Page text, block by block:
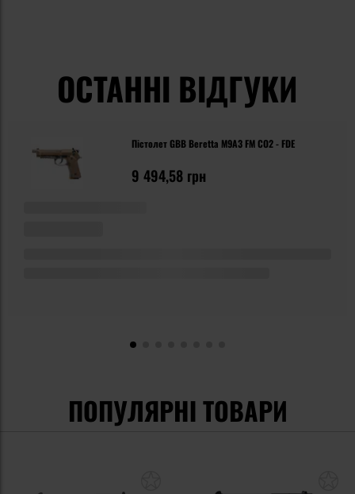
ОСТАННІ ВІДГУКИ
Пістолет GBB Beretta M9A3 FM CO2 - FDE
9 494,58 грн
ПОПУЛЯРНІ ТОВАРИ